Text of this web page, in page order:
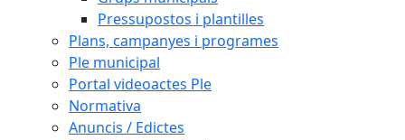
Pressupostos i plantilles
Plans, campanyes i programes
Ple municipal
Portal videoactes Ple
Normativa
Anuncis / Edictes